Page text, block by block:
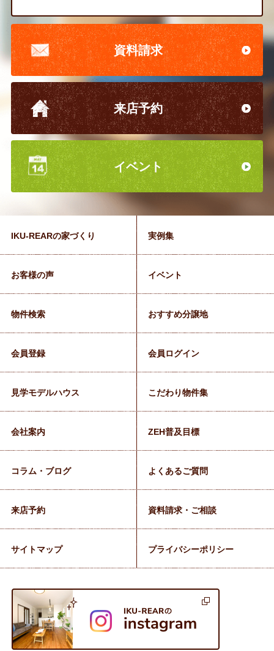
資料請求
来店予約
イベント
IKU-REARの家づくり 実例集
お客様の声 イベント
物件検索 おすすめ分譲地
会員登録 会員ログイン
見学モデルハウス こだわり物件集
会社案内 ZEH普及目標
コラム・ブログ よくあるご質問
来店予約 資料請求・ご相談
サイトマップ プライバシーポリシー